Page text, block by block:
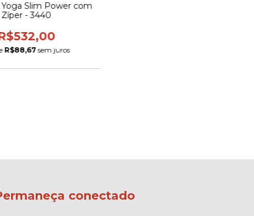
Slim Power com
Zíper - 3440
R$88,67 sem juros
conectado